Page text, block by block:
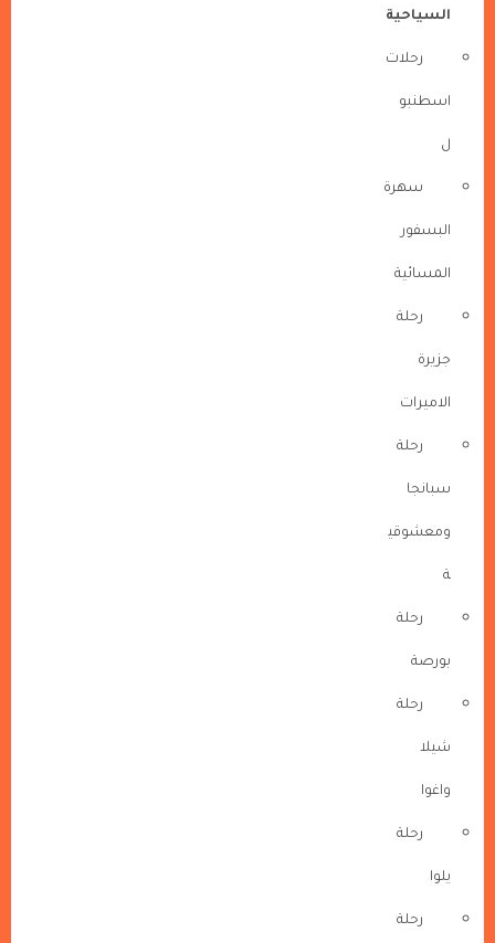
السياحية
رحلات
اسطنبو
ل
سهرة
البسفور
المسائية
رحلة
جزيرة
الاميرات
رحلة
سبانجا
ومعشوقي
ة
رحلة
بورصة
رحلة
شيلا
واغوا
رحلة
يلوا
رحلة